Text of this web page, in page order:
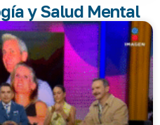
y Salud Mental